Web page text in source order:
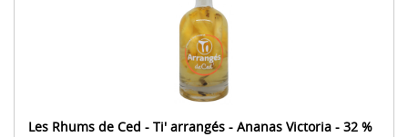
Les Rhums de Ced - Ti' arrangés - Ananas Victoria - 32 %